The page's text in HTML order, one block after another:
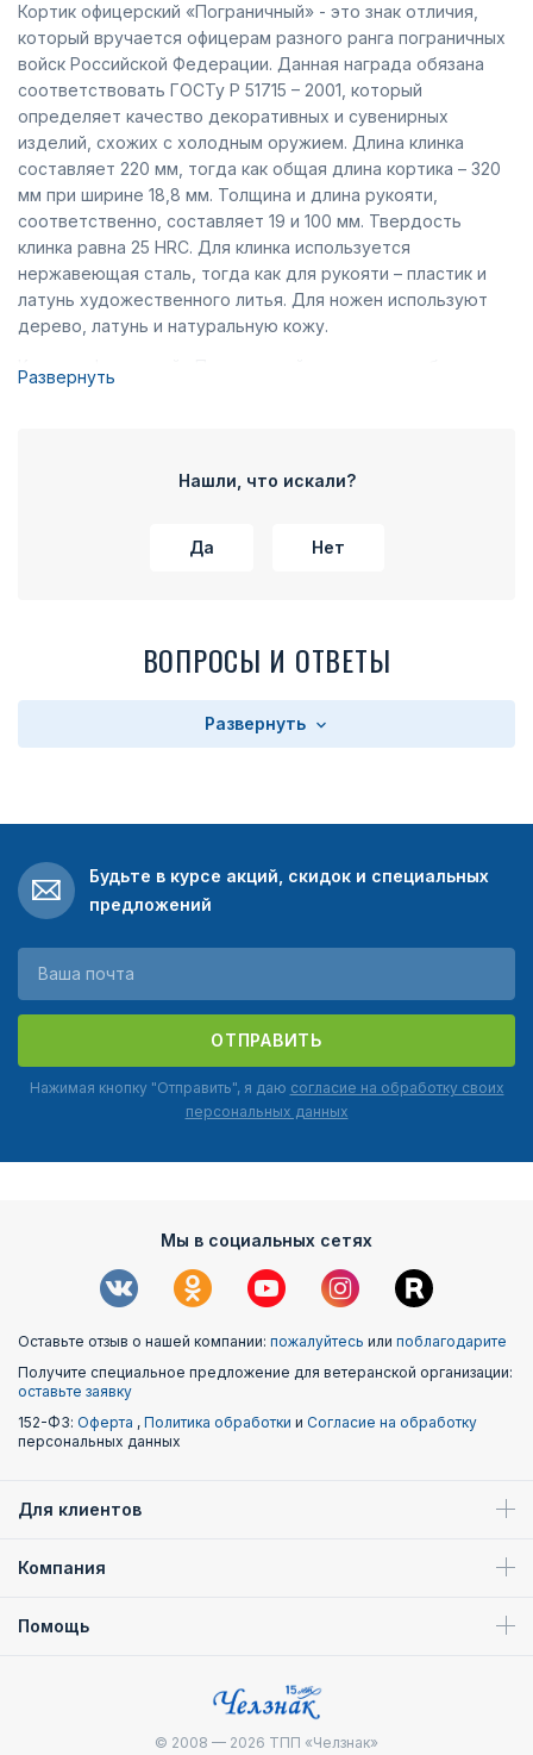
Кортик офицерский «Пограничный» - это знак отличия,
который вручается офицерам разного ранга пограничных
войск Российской Федерации. Данная награда обязана
соответствовать ГОСТу Р 51715 – 2001, который
определяет качество декоративных и сувенирных
изделий, схожих с холодным оружием. Длина клинка
составляет 220 мм, тогда как общая длина кортика – 320
мм при ширине 18,8 мм. Толщина и длина рукояти,
соответственно, составляет 19 и 100 мм. Твердость
клинка равна 25 HRC. Для клинка используется
нержавеющая сталь, тогда как для рукояти – пластик и
латунь художественного литья. Для ножен используют
дерево, латунь и натуральную кожу.
Кортик офицерский «Пограничный» имеет ручку белого
цвета. Ножны в нижней части имеют металлическую
Пограничных войск, представляющий собой двуглавого
орла, увенчанного короной. Птица с распростертыми
правой – скипетр. На груди орла имеется щит, в котором
щитом, в центральной части которого располагается
Если вы хотите купить кортик офицерский «Пограничный»,
у нас вы сможете приобрести его по выгодной цене.
Развернуть
Нашли, что искали?
Да Нет
ВОПРОСЫ И ОТВЕТЫ
Развернуть
Будьте в курсе акций, скидок и специальных
предложений
ОТПРАВИТЬ
Нажимая кнопку "Отправить", я даю согласие на обработку своих
персональных данных
Мы в социальных сетях
Оставьте отзыв о нашей компании: пожалуйтесь или поблагодарите
Получите специальное предложение для ветеранской организации:
оставьте заявку
152-ФЗ: Оферта , Политика обработки и Согласие на обработку
персональных данных
Для клиентов
Компания
Помощь
© 2008 — 2026 ТПП «Челзнак»